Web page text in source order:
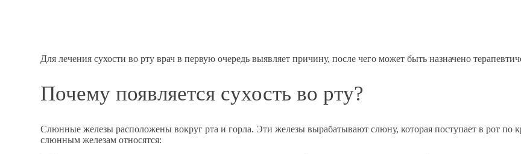
Для лечения сухости во рту врач в первую очередь выявляет причину, после чего может быть назначено
Почему появляется сухость во рту?
Слюнные железы расположены вокруг рта и горла. Эти железы вырабатывают слюну, которая поступает в рот
слюнным железам относятся: